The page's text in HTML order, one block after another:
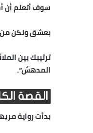
سوف أتعلم أن
بعشق ولكن من
ترتيبك بين
المدهش”.
القصة
بدأت رواية